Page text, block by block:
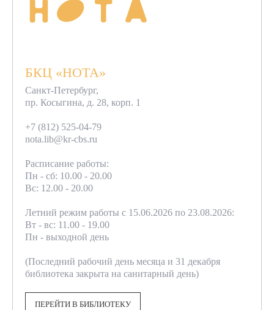
БКЦ «НОТА»
Санкт-Петербург,
пр. Косыгина, д. 28, корп. 1
+7 (812) 525-04-79
nota.lib@kr-cbs.ru
Расписание работы:
Пн - сб: 10.00 - 20.00
Вс: 12.00 - 20.00
Летний режим работы с 15.06.2026 по 23.08.2026:
Вт - вс: 11.00 - 19.00
Пн - выходной день
(Последний рабочий день месяца и 31 декабря
библиотека закрыта на санитарный день)
ПЕРЕЙТИ В БИБЛИОТЕКУ